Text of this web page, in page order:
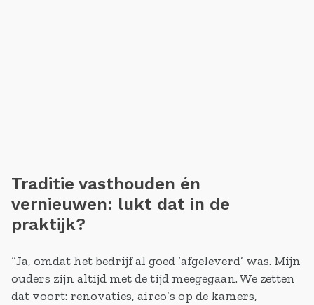
Traditie vasthouden én
vernieuwen: lukt dat in de
praktijk?
“Ja, omdat het bedrijf al goed ‘afgeleverd’ was. Mijn
ouders zijn altijd met de tijd meegegaan. We zetten
dat voort: renovaties, airco’s op de kamers,